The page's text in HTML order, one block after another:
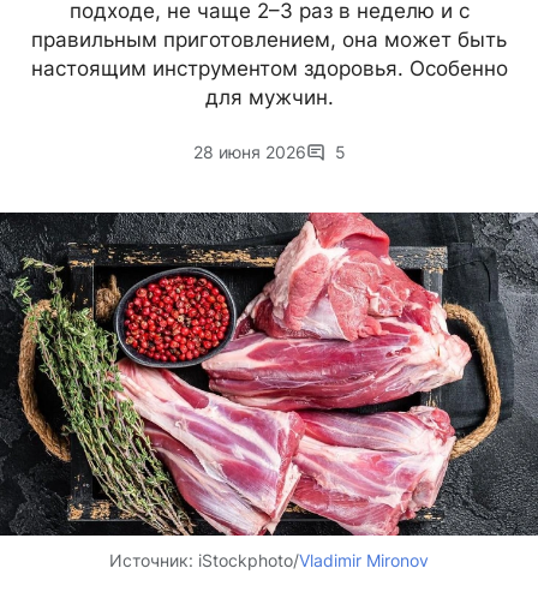
подходе, не чаще 2–3 раз в неделю и с
правильным приготовлением, она может быть
настоящим инструментом здоровья. Особенно
для мужчин.
28 июня 2026 5
Источник: iStockphoto/Vladimir Mironov